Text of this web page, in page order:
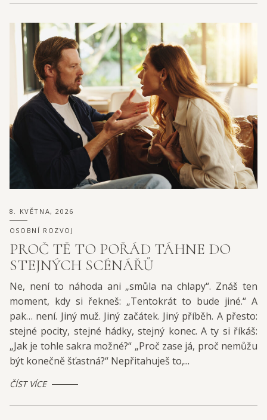
8. KVĚTNA, 2026
OSOBNÍ ROZVOJ
PROČ TĚ TO POŘÁD TÁHNE DO
STEJNÝCH SCÉNÁŘŮ
Ne, není to náhoda ani „smůla na chlapy“. Znáš ten
moment, kdy si řekneš: „Tentokrát to bude jiné.“ A
pak… není. Jiný muž. Jiný začátek. Jiný příběh. A přesto:
stejné pocity, stejné hádky, stejný konec. A ty si říkáš:
„Jak je tohle sakra možné?“ „Proč zase já, proč nemůžu
být konečně šťastná?“ Nepřitahuješ to,...
ČÍST VÍCE